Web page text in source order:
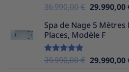
Note5.00
36.990,00€ Le
initial
était :
29.990,00
Spa de Nage 5 Mètres
Places, Modèle F
Note5.00
39.990,00€ Le
29.990,00